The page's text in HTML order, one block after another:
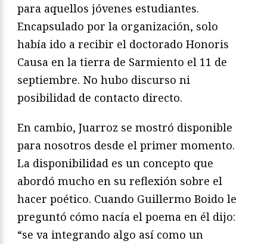
para aquellos jóvenes estudiantes.
Encapsulado por la organización, solo
había ido a recibir el doctorado Honoris
Causa en la tierra de Sarmiento el 11 de
septiembre. No hubo discurso ni
posibilidad de contacto directo.
En cambio, Juarroz se mostró disponible
para nosotros desde el primer momento.
La disponibilidad es un concepto que
abordó mucho en su reflexión sobre el
hacer poético. Cuando Guillermo Boido le
preguntó cómo nacía el poema en él dijo:
“se va integrando algo así como un